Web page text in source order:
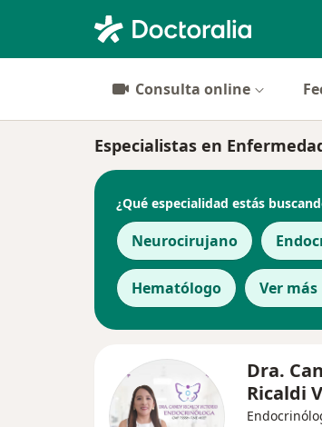
Consulta online
Especialistas en
¿Qué especialidad estás
Neurocirujano
Hematólogo Ver más
Dra.
Ricaldi